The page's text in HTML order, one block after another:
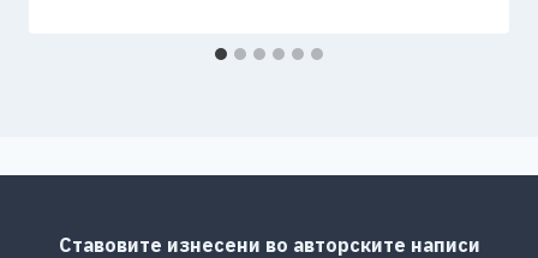
Ставовите изнесени во авторските написи